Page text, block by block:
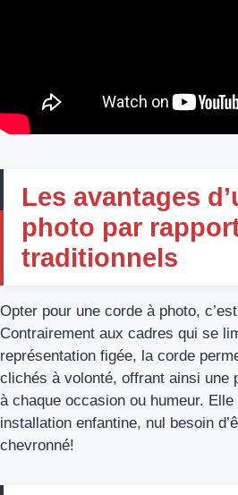
Les avantages
photo par
traditionnels
Opter pour une corde à photo,
Contrairement aux cadres qui se
représentation figée, la corde
clichés à volonté, offrant ainsi une
à chaque occasion ou humeur. Elle
installation enfantine, nul besoin
chevronné!